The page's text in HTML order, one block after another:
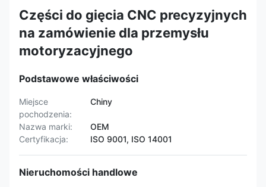
Części do gięcia CNC precyzyjnych
na zamówienie dla przemysłu
motoryzacyjnego
Podstawowe właściwości
Miejsce
pochodzenia:
Chiny
Nazwa marki:
OEM
Certyfikacja:
ISO 9001, ISO 14001
Nieruchomości handlowe